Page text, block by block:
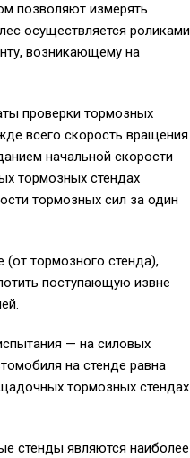
позволяют измерять
осуществляется роликами
возникающему на
проверки тормозных
всего скорость вращения
начальной скорости
тормозных стендах
тормозных сил за один
(от тормозного стенда),
поступающую извне
— на силовых
на стенде равна
тормозных стендах
стенды являются наиболее